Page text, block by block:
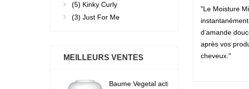
"Le Moisture
d’amande
après vos
cheveux."
(5) Kinky Curly
(3) Just For Me
MEILLEURS VENTES
Baume Vegetal actif